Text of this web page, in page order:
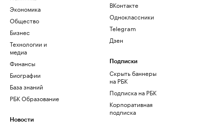
Экономика
Общество
Бизнес
Технологии и
медиа
Финансы
Биографии
База знаний
РБК Образование
Новости
ВКонтакте
Одноклассники
Telegram
Дзен
Подписки
Скрыть баннеры
на РБК
Подписка на РБК
Корпоративная
подписка